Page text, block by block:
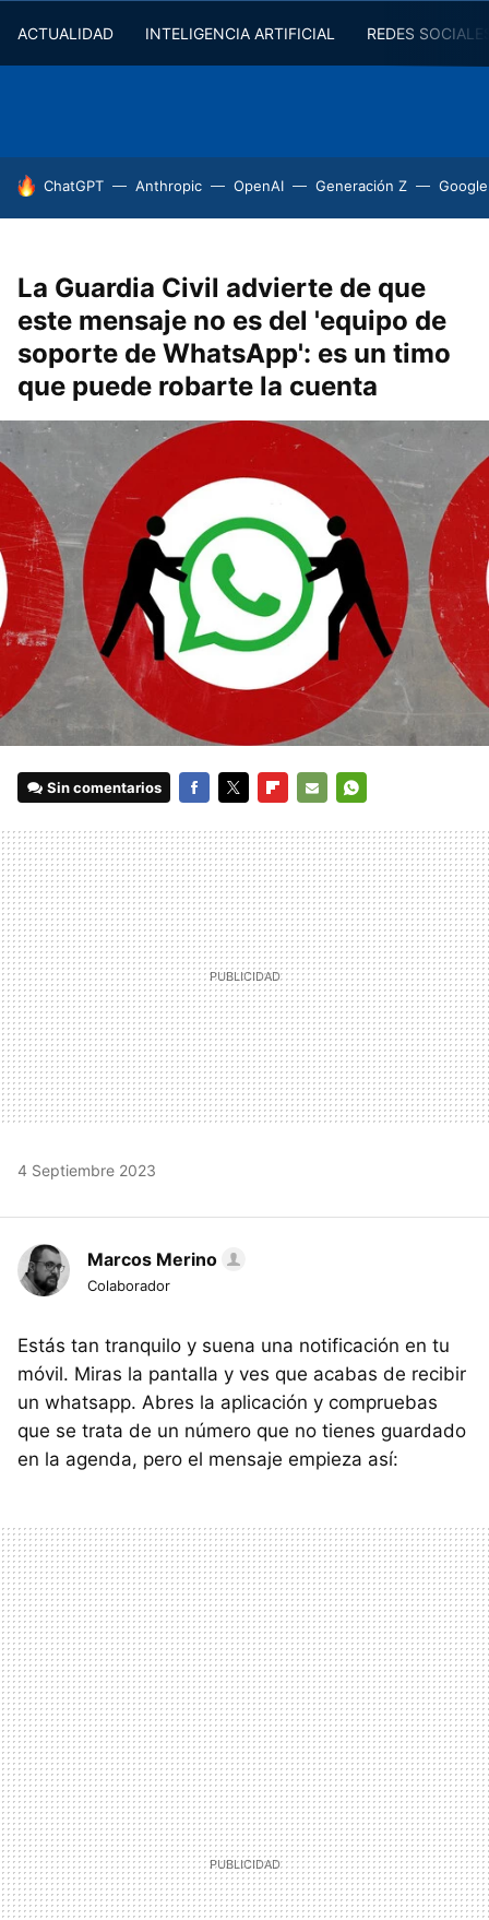
ACTUALIDAD INTELIGENCIA ARTIFICIAL REDES
HOY SE HABLA DE
ChatGPT Anthropic OpenAI Generación Z
La Guardia Civil advierte de que
este mensaje no es del 'equipo de
soporte de WhatsApp': es un timo
que puede robarte la cuenta
Sin comentarios
MAIL
4 Septiembre 2023
Marcos Merino
Colaborador
Estás tan tranquilo y suena una notificación en tu
móvil. Miras la pantalla y ves que acabas de recibir
un whatsapp. Abres la aplicación y compruebas
que se trata de un número que no tienes guardado
en la agenda, pero el mensaje empieza así: